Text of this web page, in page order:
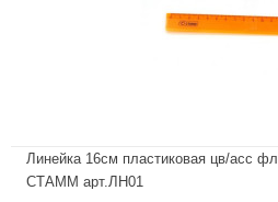
Линейка 16см пластиковая цв/асс
СТАММ арт.ЛН01